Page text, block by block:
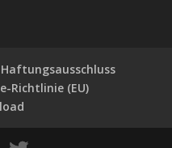
Haftungsausschluss
Richtlinie (EU)